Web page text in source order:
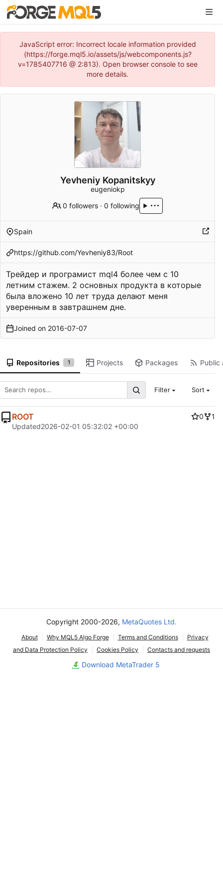
JavaScript error: Incorrect locale information provided
(https://forge.mql5.io/assets/js/webcomponents.js?
v=1785407716 @ 2:813). Open browser console to see
more details.
Yevheniy Kopanitskyy
eugeniokp
0 followers ·0 following
Spain
https://github.com/Yevheniy83/Root
Трейдер и програмист mql4 более чем с 10
летним стажем. 2 основных продукта в которые
была вложено 10 лет труда делают меня
уверенным в завтрашнем дне.
Joined on 2016-07-07
Repositories 1 Projects Packages Public
Filter Sort
ROOT 0
1
Updated2026-02-01 05:32:02 +00:00
Copyright 2000-2026, MetaQuotes Ltd.
About Why MQL5 Algo Forge Terms and Conditions
Privacy
and Data Protection Policy
Cookies Policy Contacts and requests
Download MetaTrader 5